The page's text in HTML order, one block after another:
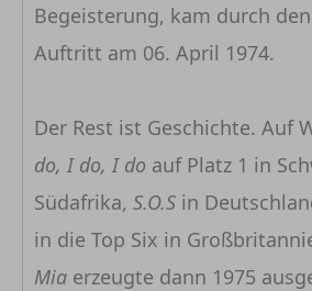
Begeisterung, kam durch
Auftritt am 06. April 1974.
Der Rest ist Geschichte. Auf
do, I do, I do auf Platz 1 in
Südafrika, S.O.S in
in die Top Six in
Mia erzeugte dann 1975